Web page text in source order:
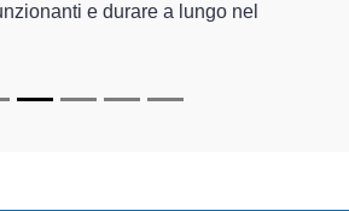
e durare a lungo nel